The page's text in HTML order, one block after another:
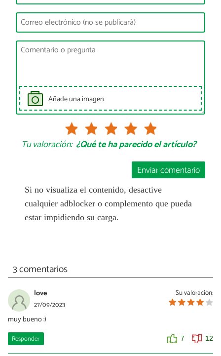
Añade una imagen
Tu valoración: ¿Qué te ha parecido el artículo?
Enviar comentario
Si no visualiza el contenido, desactive
cualquier adblocker o complemento que pueda
estar impidiendo su carga.
3 comentarios
Su valoración:
love
27/09/2023
muy bueno :)
Responder 7 12